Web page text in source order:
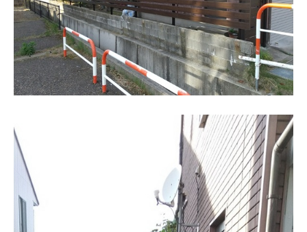
建築資材
建築サポート
大型パネル事業
ソーラー
シロアリ/リフォーム